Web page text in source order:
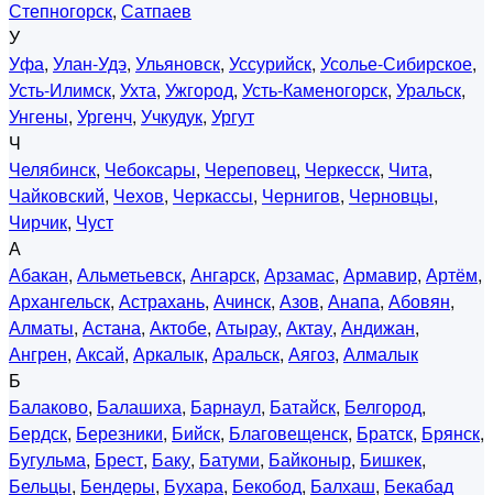
Степногорск, Сатпаев
У
Уфа, Улан-Удэ, Ульяновск, Уссурийск, Усолье-Сибирское,
Усть-Илимск, Ухта, Ужгород, Усть-Каменогорск, Уральск,
Унгены, Ургенч, Учкудук, Ургут
Ч
Челябинск, Чебоксары, Череповец, Черкесск, Чита,
Чайковский, Чехов, Черкассы, Чернигов, Черновцы,
Чирчик, Чуст
А
Абакан, Альметьевск, Ангарск, Арзамас, Армавир, Артём,
Архангельск, Астрахань, Ачинск, Азов, Анапа, Абовян,
Алматы, Астана, Актобе, Атырау, Актау, Андижан,
Ангрен, Аксай, Аркалык, Аральск, Аягоз, Алмалык
Б
Балаково, Балашиха, Барнаул, Батайск, Белгород,
Бердск, Березники, Бийск, Благовещенск, Братск, Брянск,
Бугульма, Брест, Баку, Батуми, Байконыр, Бишкек,
Бельцы, Бендеры, Бухара, Бекобод, Балхаш, Бекабад